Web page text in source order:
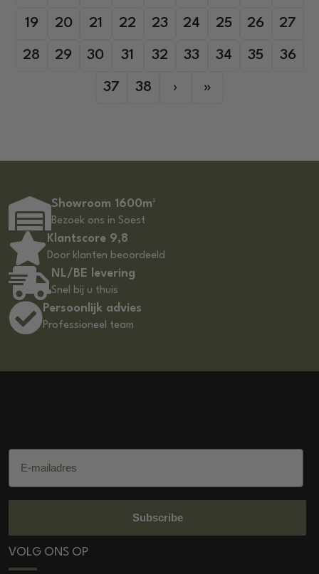
19 20 21 22 23 24 25 26 27
28 29 30 31 32 33 34 35 36
37 38 › »
Showroom 1600m²
Bezoek ons in Soest
Klantscore 9,8
Door klanten beoordeeld
NL/BE levering
Snel bij u thuis
Persoonlijk advies
Professioneel team
E-mailadres
Subscribe
VOLG ONS OP